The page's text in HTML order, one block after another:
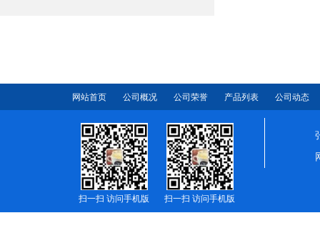
网站首页 公司概况 公司荣誉 产品列表 公司动态
扫一扫 访问手机版 扫一扫 访问手机版